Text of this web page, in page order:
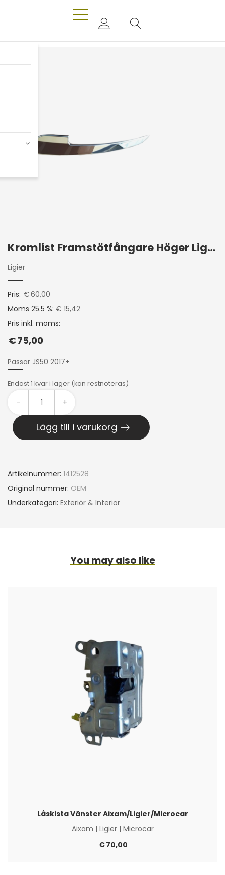
Kromlist Framstötfångare Höger Ligier JS50 2017+
Ligier
Pris: €60,00
Moms 25.5 %: € 15,42
Pris inkl. moms:
€75,00
Passar JS50 2017+
Endast 1 kvar i lager (kan restnoteras)
- +
Lägg till i varukorg
Artikelnummer: 1412528
Original nummer: OEM
Underkategori: Exteriör & Interiör
You may also like
Låskista Vänster Aixam/Ligier/Microcar
Aixam | Ligier| Microcar
€70,00